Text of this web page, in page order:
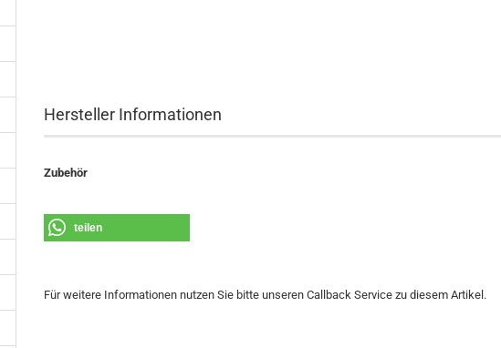
Hersteller Informationen
Zubehör
teilen
Für weitere Informationen nutzen Sie bitte unseren Callback Service zu diesem Artikel.